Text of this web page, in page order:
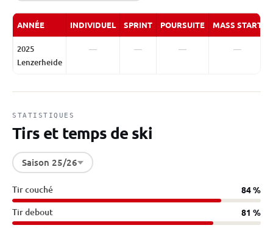
ANNÉE INDIVIDUEL SPRINT POURSUITE MASS START
2025
Lenzerheide
— — — —
STATISTIQUES
Tirs et temps de ski
Saison 25/26
Tir couché 84 %
Tir debout 81 %